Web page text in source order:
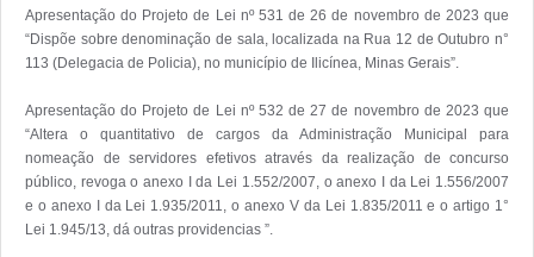
Apresentação do Projeto de Lei nº 531 de 26 de novembro de 2023 que
“Dispõe sobre denominação de sala, localizada na Rua 12 de Outubro n°
113 (Delegacia de Policia), no município de Ilicínea, Minas Gerais”.
Apresentação do Projeto de Lei nº 532 de 27 de novembro de 2023 que
“Altera o quantitativo de cargos da Administração Municipal para
nomeação de servidores efetivos através da realização de concurso
público, revoga o anexo I da Lei 1.552/2007, o anexo I da Lei 1.556/2007
e o anexo I da Lei 1.935/2011, o anexo V da Lei 1.835/2011 e o artigo 1°
Lei 1.945/13, dá outras providencias ”.